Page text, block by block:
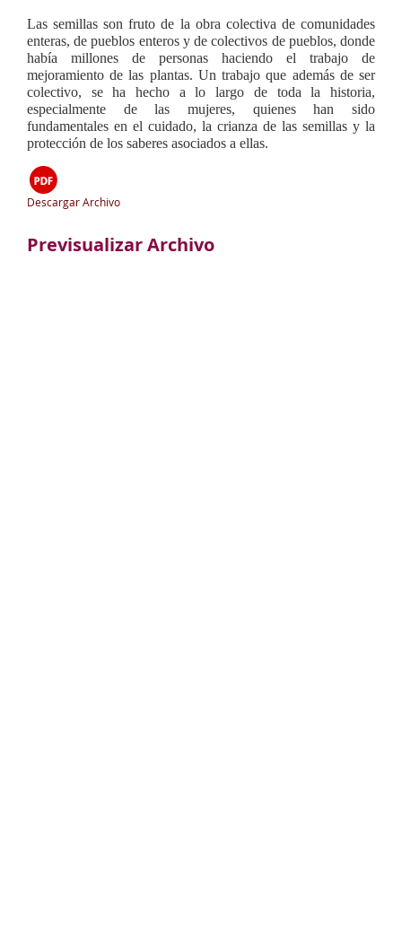
Las semillas son fruto de la obra colectiva de comunidades
enteras, de pueblos enteros y de colectivos de pueblos, donde
había millones de personas haciendo el trabajo de
mejoramiento de las plantas. Un trabajo que además de ser
colectivo, se ha hecho a lo largo de toda la historia,
especialmente de las mujeres, quienes han sido
fundamentales en el cuidado, la crianza de las semillas y la
protección de los saberes asociados a ellas.
Descargar Archivo
Previsualizar Archivo